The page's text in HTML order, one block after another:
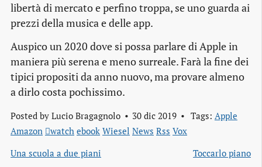
libertà di mercato e perfino troppa, se uno guarda ai
prezzi della musica e delle app.
Auspico un 2020 dove si possa parlare di Apple in
maniera più serena e meno surreale. Farà la fine dei
tipici propositi da anno nuovo, ma provare almeno
a dirlo costa pochissimo.
Posted by Lucio Bragagnolo 30 dic 2019 Tags: Apple
Amazon watch ebook Wiesel News Rss Vox
Una scuola a due piani
Toccarlo piano